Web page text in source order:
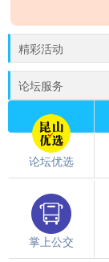
精彩活动
论坛服务
论坛优选
掌上公交